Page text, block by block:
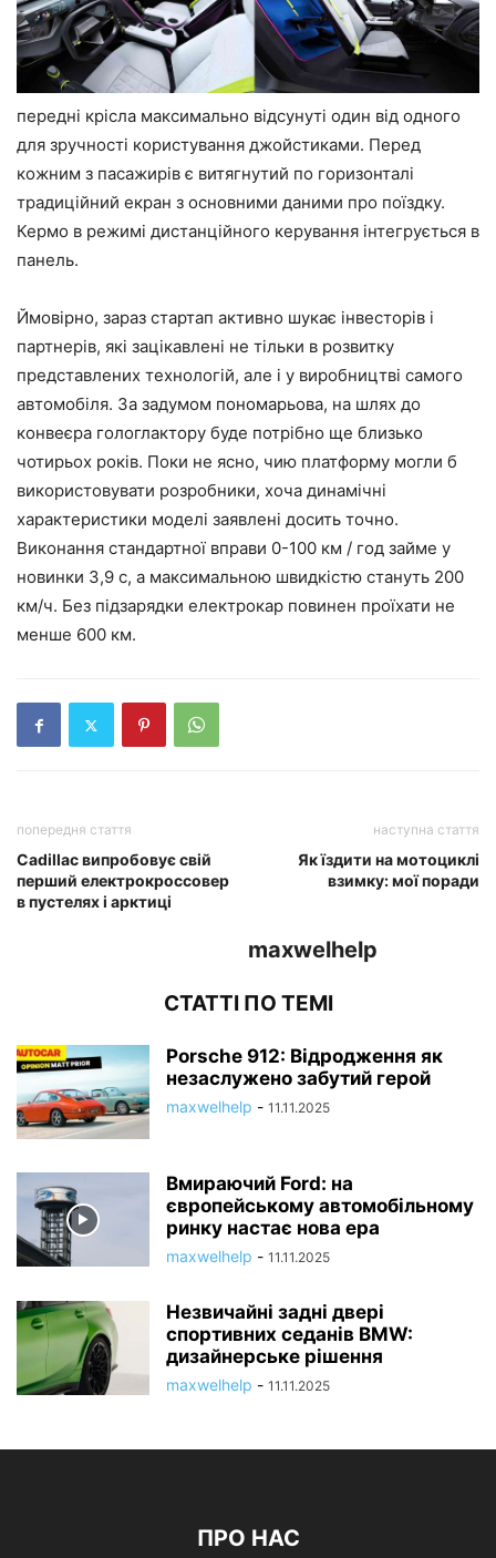
передні крісла максимально відсунуті один від одного
для зручності користування джойстиками. Перед
кожним з пасажирів є витягнутий по горизонталі
традиційний екран з основними даними про поїздку.
Кермо в режимі дистанційного керування інтегрується в
панель.
Ймовірно, зараз стартап активно шукає інвесторів і
партнерів, які зацікавлені не тільки в розвитку
представлених технологій, але і у виробництві самого
автомобіля. За задумом пономарьова, на шлях до
конвеєра гологлактору буде потрібно ще близько
чотирьох років. Поки не ясно, чию платформу могли б
використовувати розробники, хоча динамічні
характеристики моделі заявлені досить точно.
Виконання стандартної вправи 0-100 км / год займе у
новинки 3,9 с, а максимальною швидкістю стануть 200
км/ч. Без підзарядки електрокар повинен проїхати не
менше 600 км.
попередня стаття
Cadillac випробовує свій
перший електрокроссовер
в пустелях і арктиці
наступна стаття
Як їздити на мотоциклі
взимку: мої поради
maxwelhelp
СТАТТІ ПО ТЕМІ
Porsche 912: Відродження як
незаслужено забутий герой
maxwelhelp - 11.11.2025
Вмираючий Ford: на
європейському автомобільному
ринку настає нова ера
maxwelhelp - 11.11.2025
Незвичайні задні двері
спортивних седанів BMW:
дизайнерське рішення
maxwelhelp - 11.11.2025
ПРО НАС